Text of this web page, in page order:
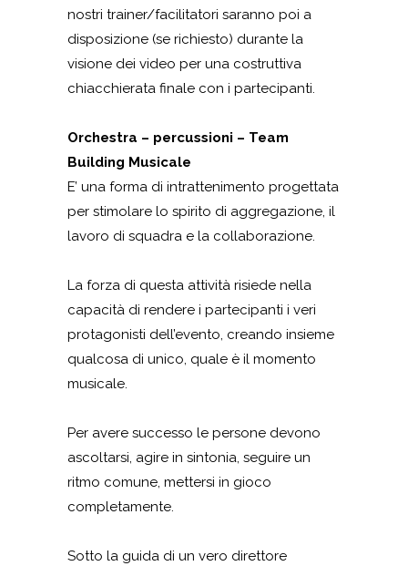
nostri trainer/facilitatori saranno poi a
disposizione (se richiesto) durante la
visione dei video per una costruttiva
chiacchierata finale con i partecipanti.
Orchestra – percussioni – Team
Building Musicale
E’ una forma di intrattenimento progettata
per stimolare lo spirito di aggregazione, il
lavoro di squadra e la collaborazione.
La forza di questa attività risiede nella
capacità di rendere i partecipanti i veri
protagonisti dell’evento, creando insieme
qualcosa di unico, quale è il momento
musicale.
Per avere successo le persone devono
ascoltarsi, agire in sintonia, seguire un
ritmo comune, mettersi in gioco
completamente.
Sotto la guida di un vero direttore